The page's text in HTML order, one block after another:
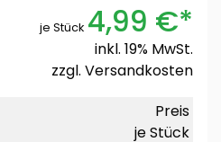
je Stück 4,99 €*
inkl. 19% MwSt.
zzgl. Versandkosten
Preis
je Stück